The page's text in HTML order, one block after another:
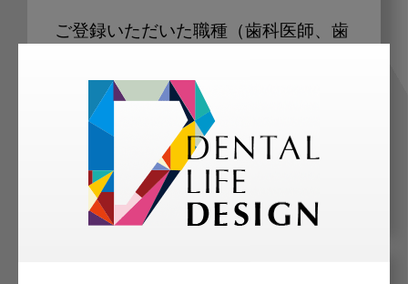
ご登録いただいた職種（歯科医師、歯
容のメールマガジンをお届けします。